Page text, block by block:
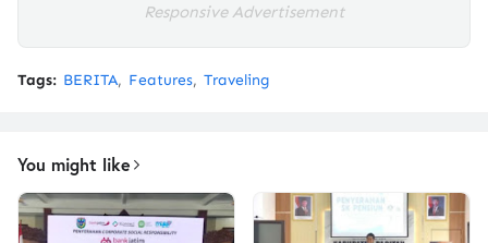
Responsive Advertisement
Tags: BERITA Features Traveling
You might like